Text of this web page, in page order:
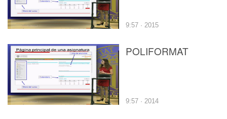
9:57 · 2015
POLIFORMAT
9:57 · 2014